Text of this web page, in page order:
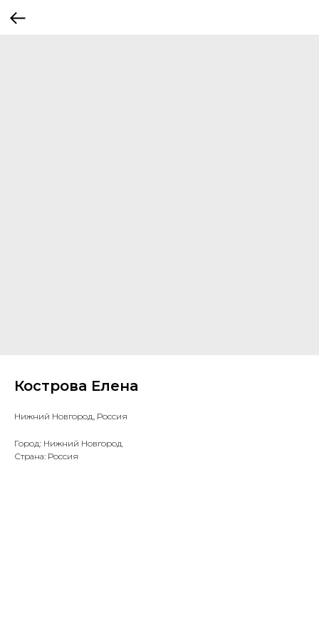
Кострова Елена
Нижний Новгород, Россия
Город: Нижний Новгород
Страна: Россия